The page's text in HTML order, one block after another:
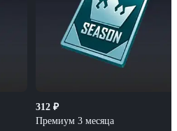
312 ₽
Премиум 3 месяца